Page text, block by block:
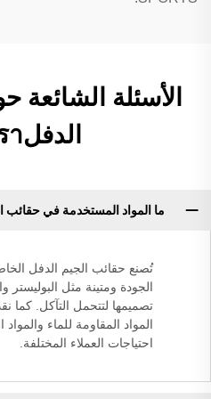
الأسئلة
الدفلของเรา
ما المواد المستخدمة في حقائب
تُصنع حقائب الجيم الدفل
الجودة ومتينة مثل البوليستر
تصميمها لتتحمل التآكل. كما
المواد المقاومة للماء والمواد
احتياجات العملاء المختلفة.